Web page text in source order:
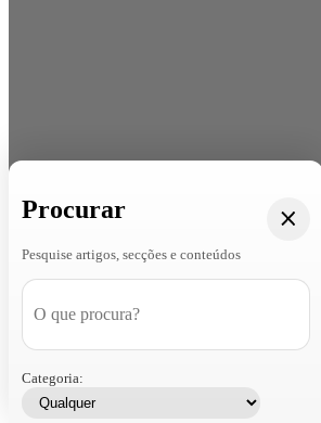
Procurar
Pesquise artigos, secções e conteúdos
Categoria: